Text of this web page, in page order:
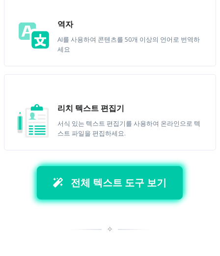
역자
AI를 사용하여 콘텐츠를 50개 이상의 언어로 번역하
세요
리치 텍스트 편집기
서식 있는 텍스트 편집기를 사용하여 온라인으로 텍
스트 파일을 편집하세요.
전체 텍스트 도구 보기
✧